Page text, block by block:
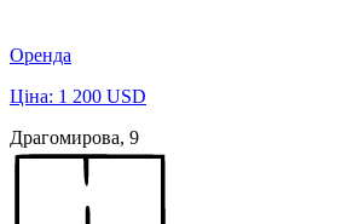
Оренда
Ціна: 1 200 USD
Драгомирова, 9